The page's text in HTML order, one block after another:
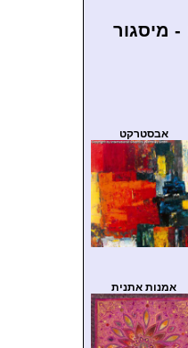
- מיסגור
אבסטרקט
אמנות אתנית